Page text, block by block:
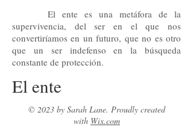
El ente es una metáfora de la
supervivencia, del ser en el que nos
convertiríamos en un futuro, que no es otro
que un ser indefenso en la búsqueda
constante de protección.
El ente
© 2023 by Sarah Lane. Proudly created
with Wix.com